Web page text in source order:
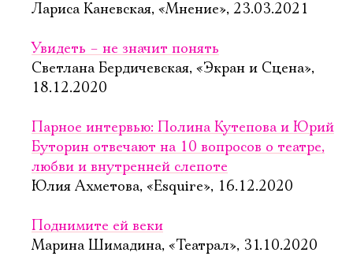
Лариса Каневская, «Мнение», 23.03.2021
Увидеть – не значит понять
Светлана Бердичевская, «Экран и Сцена»,
18.12.2020
Парное интервью: Полина Кутепова и Юрий
Буторин отвечают на 10 вопросов о театре,
любви и внутренней слепоте
Юлия Ахметова, «Esquire», 16.12.2020
Поднимите ей веки
Марина Шимадина, «Театрал», 31.10.2020